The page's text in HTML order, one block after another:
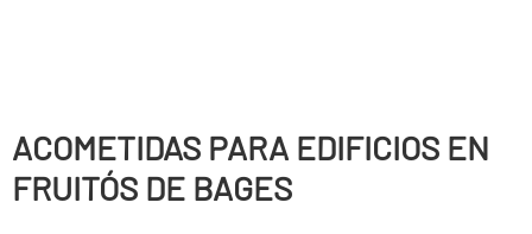
ACOMETIDAS PARA EDIFICIOS EN
FRUITÓS DE BAGES